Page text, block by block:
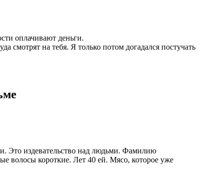
оплачивают деньги.
смотрят на тебя. Я только потом догадался постучать
Это издевательство над людьми. Фамилию
волосы короткие. Лет 40 ей. Мясо, которое уже